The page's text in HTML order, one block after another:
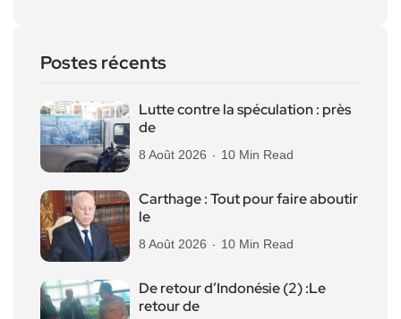
Postes récents
Lutte contre la spéculation : près
de
8 Août 2026 10 Min Read
Carthage : Tout pour faire aboutir
le
8 Août 2026 10 Min Read
De retour d’Indonésie (2) :Le
retour de